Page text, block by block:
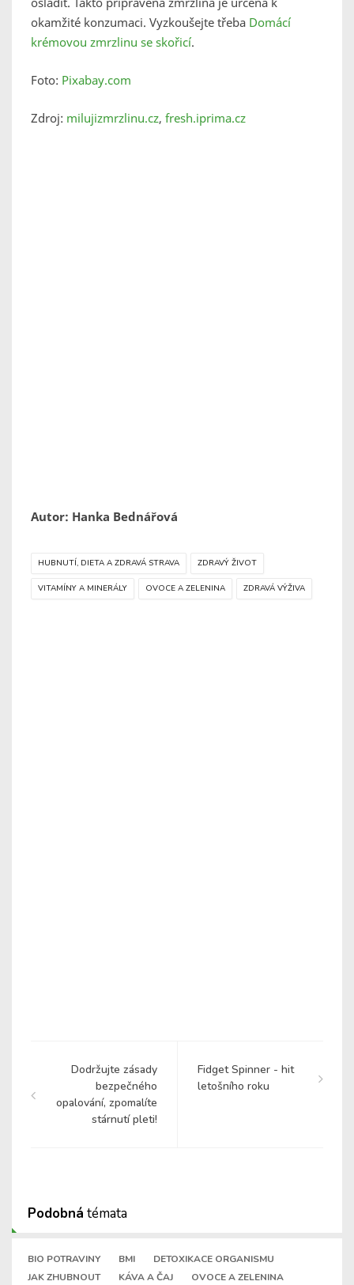
okamžité konzumaci. Vyzkoušejte třeba Domácí
krémovou zmrzlinu se skořicí.
Foto: Pixabay.com
Zdroj: milujizmrzlinu.cz, fresh.iprima.cz
Autor: Hanka Bednářová
HUBNUTÍ, DIETA A ZDRAVÁ STRAVA ZDRAVÝ ŽIVOT
VITAMÍNY A MINERÁLY OVOCE A ZELENINA ZDRAVÁ VÝŽIVA
Dodržujte zásady
bezpečného
opalování, zpomalíte
stárnutí pleti!
Fidget Spinner - hit
letošního roku
Podobná témata
BIO POTRAVINY BMI
DETOXIKACE ORGANISMU
JAK ZHUBNOUT
KÁVA A ČAJ
OVOCE A ZELENINA